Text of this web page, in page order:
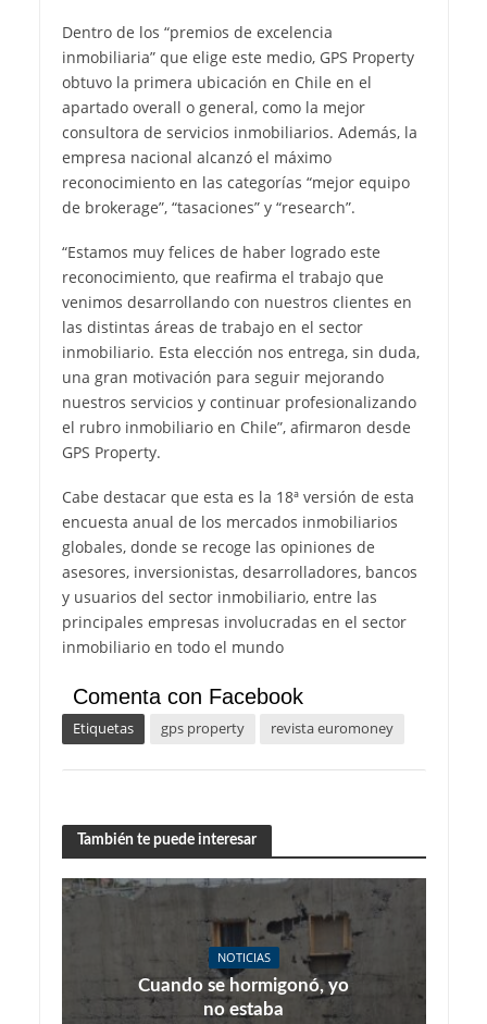
Dentro de los “premios de excelencia
inmobiliaria” que elige este medio, GPS Property
obtuvo la primera ubicación en Chile en el
apartado overall o general, como la mejor
consultora de servicios inmobiliarios. Además, la
empresa nacional alcanzó el máximo
reconocimiento en las categorías “mejor equipo
de brokerage”, “tasaciones” y “research”.
“Estamos muy felices de haber logrado este
reconocimiento, que reafirma el trabajo que
venimos desarrollando con nuestros clientes en
las distintas áreas de trabajo en el sector
inmobiliario. Esta elección nos entrega, sin duda,
una gran motivación para seguir mejorando
nuestros servicios y continuar profesionalizando
el rubro inmobiliario en Chile”, afirmaron desde
GPS Property.
Cabe destacar que esta es la 18ª versión de esta
encuesta anual de los mercados inmobiliarios
globales, donde se recoge las opiniones de
asesores, inversionistas, desarrolladores, bancos
y usuarios del sector inmobiliario, entre las
principales empresas involucradas en el sector
inmobiliario en todo el mundo
Comenta con Facebook
Etiquetas gps property revista euromoney
También te puede interesar
NOTICIAS
Cuando se hormigonó, yo
no estaba